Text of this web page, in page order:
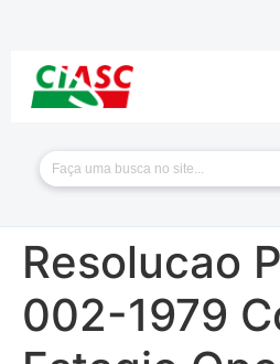
Resolucao
002-1979